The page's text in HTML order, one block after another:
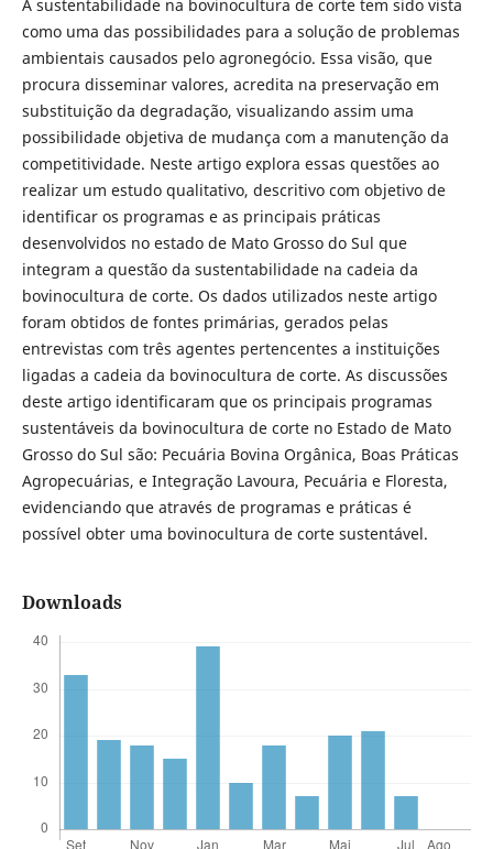
A sustentabilidade na bovinocultura de corte tem sido vista
como uma das possibilidades para a solução de problemas
ambientais causados pelo agronegócio. Essa visão, que
procura disseminar valores, acredita na preservação em
substituição da degradação, visualizando assim uma
possibilidade objetiva de mudança com a manutenção da
competitividade. Neste artigo explora essas questões ao
realizar um estudo qualitativo, descritivo com objetivo de
identificar os programas e as principais práticas
desenvolvidos no estado de Mato Grosso do Sul que
integram a questão da sustentabilidade na cadeia da
bovinocultura de corte. Os dados utilizados neste artigo
foram obtidos de fontes primárias, gerados pelas
entrevistas com três agentes pertencentes a instituições
ligadas a cadeia da bovinocultura de corte. As discussões
deste artigo identificaram que os principais programas
sustentáveis da bovinocultura de corte no Estado de Mato
Grosso do Sul são: Pecuária Bovina Orgânica, Boas Práticas
Agropecuárias, e Integração Lavoura, Pecuária e Floresta,
evidenciando que através de programas e práticas é
possível obter uma bovinocultura de corte sustentável.
Downloads